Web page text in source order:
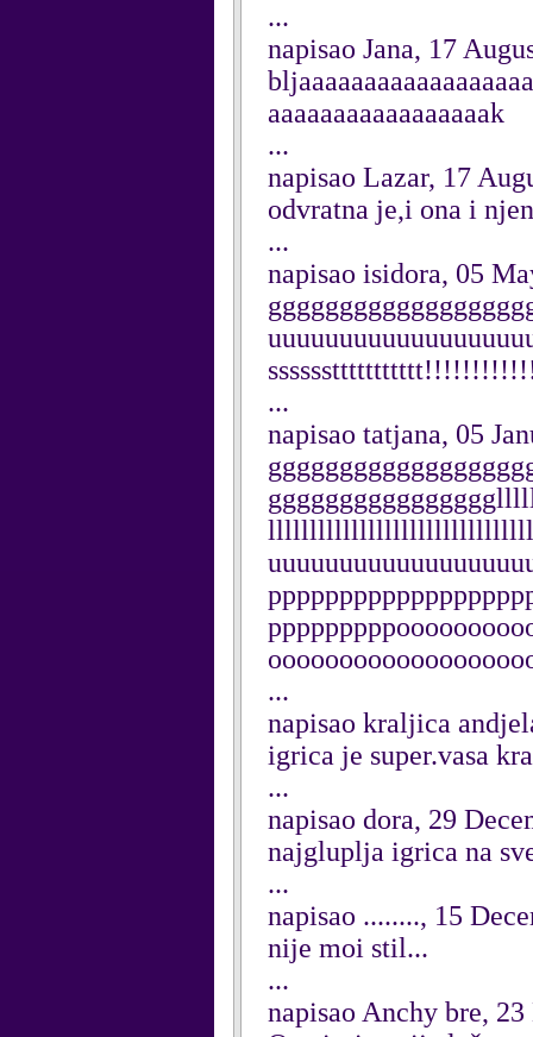
...
napisao Jana, 17
aaaaaaaaaaaaaaaaak
...
napisao Lazar, 17
odvratna je,i ona i
...
napisao isidora, 05
...
napisao tatjana, 05
...
napisao kraljica
igrica je super.vasa
...
napisao dora, 29
najgluplja igrica na
...
napisao ........, 15
nije moi stil...
...
napisao Anchy bre,